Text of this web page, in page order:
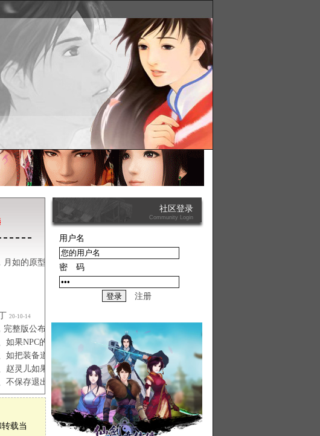
如的原型来自一位女同事。
20-10-14
完整版公布
如果NPC的好感度高 19-02-17
把装备道具送给小李逍遥 19-02-17
赵灵儿如果逃到隐龙窟 19-02-17
不保存退出游戏的坏毛病 19-02-17
载当
社区登录
Community Login
用户名
密 码
注册